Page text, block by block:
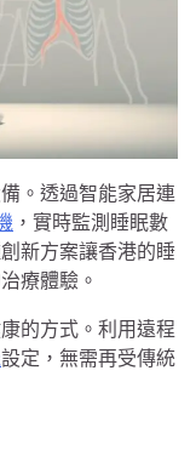
。透過智能家居連
，實時監測睡眠數
新方案讓香港的睡
療體驗。
的方式。利用遠程
設定，無需再受傳統